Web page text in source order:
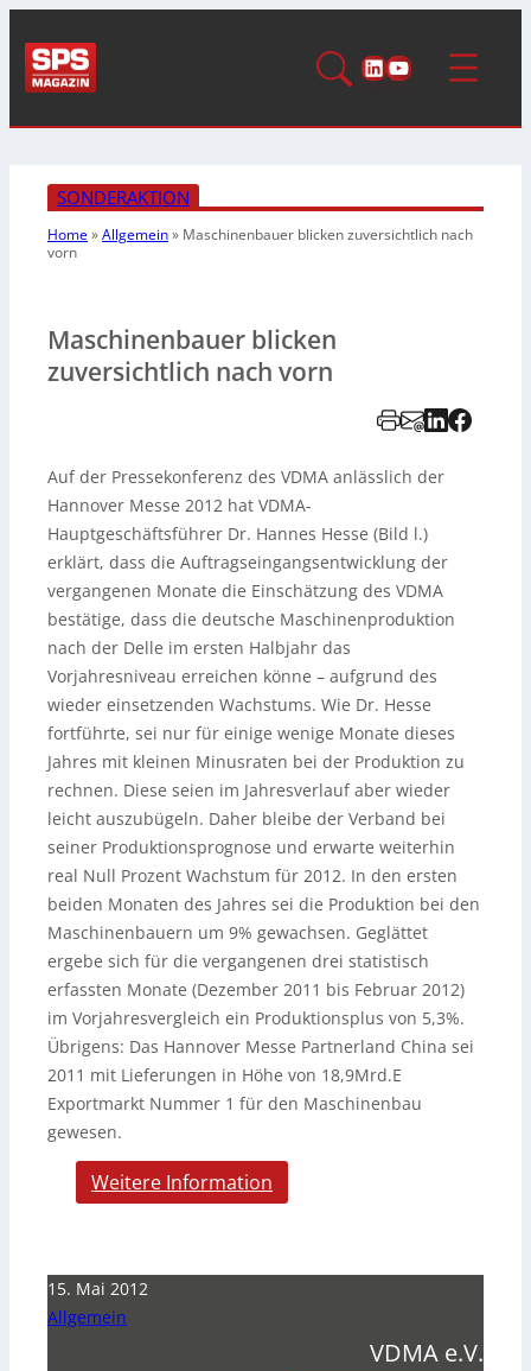
LinkedIn
YouTube
SONDERAKTION
Home»Allgemein» Maschinenbauer blicken zuversichtlich nach
vorn
Maschinenbauer blicken
zuversichtlich nach vorn
Auf der Pressekonferenz des VDMA anlässlich der
Hannover Messe 2012 hat VDMA-
Hauptgeschäftsführer Dr. Hannes Hesse (Bild l.)
erklärt, dass die Auftragseingangsentwicklung der
vergangenen Monate die Einschätzung des VDMA
bestätige, dass die deutsche Maschinenproduktion
nach der Delle im ersten Halbjahr das
Vorjahresniveau erreichen könne – aufgrund des
wieder einsetzenden Wachstums. Wie Dr. Hesse
fortführte, sei nur für einige wenige Monate dieses
Jahres mit kleinen Minusraten bei der Produktion zu
rechnen. Diese seien im Jahresverlauf aber wieder
leicht auszubügeln. Daher bleibe der Verband bei
seiner Produktionsprognose und erwarte weiterhin
real Null Prozent Wachstum für 2012. In den ersten
beiden Monaten des Jahres sei die Produktion bei den
Maschinenbauern um 9% gewachsen. Geglättet
ergebe sich für die vergangenen drei statistisch
erfassten Monate (Dezember 2011 bis Februar 2012)
im Vorjahresvergleich ein Produktionsplus von 5,3%.
Übrigens: Das Hannover Messe Partnerland China sei
2011 mit Lieferungen in Höhe von 18,9Mrd.E
Exportmarkt Nummer 1 für den Maschinenbau
gewesen.
Weitere Information
15. Mai 2012
Allgemein
VDMA e.V.